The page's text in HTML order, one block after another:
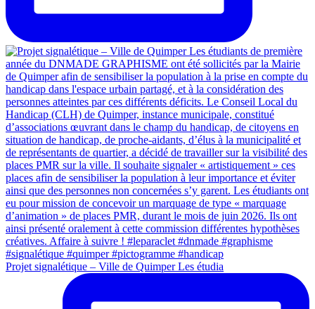
Projet signalétique – Ville de Quimper Les étudia